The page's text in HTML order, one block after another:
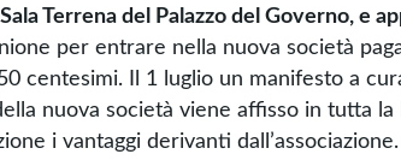
Terrena del Palazzo del Governo, e
per entrare nella nuova società
centesimi. Il 1 luglio un manifesto a
nuova società viene affisso in tutta la
i vantaggi derivanti